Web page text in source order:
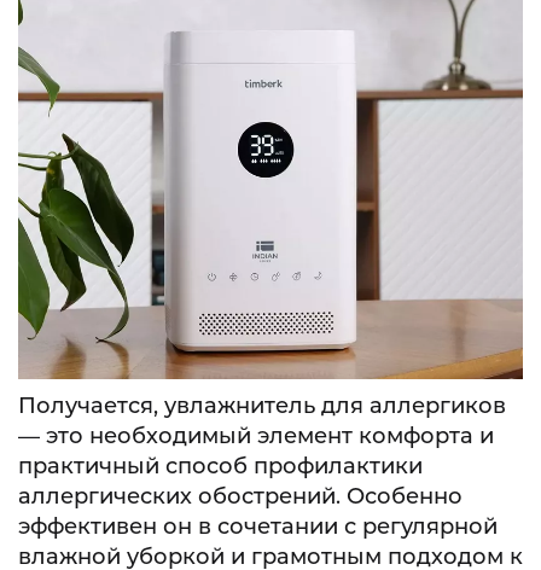
Получается, увлажнитель для аллергиков
— это необходимый элемент комфорта и
практичный способ профилактики
аллергических обострений. Особенно
эффективен он в сочетании с регулярной
влажной уборкой и грамотным подходом к